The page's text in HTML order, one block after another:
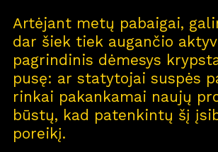
Artėjant metų pabaigai,
dar šiek tiek augančio
pagrindinis dėmesys
pusę: ar statytojai suspės
rinkai pakankamai naujų
būstų, kad patenkintų šį
poreikį.